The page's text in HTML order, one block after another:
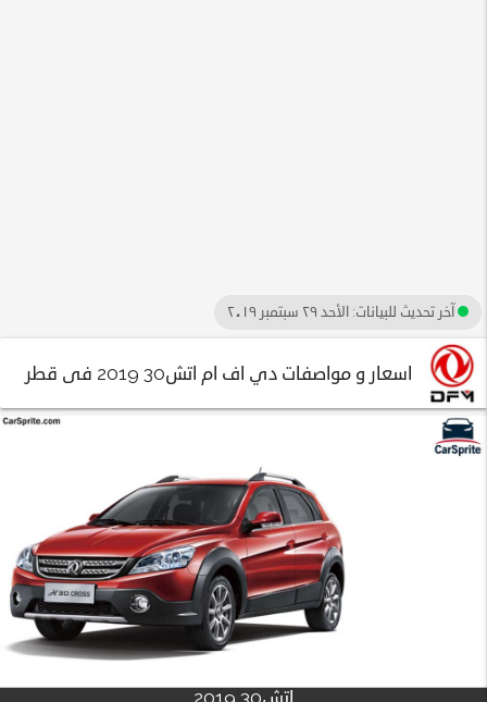
آخر تحديث للبيانات: الأحد ٢٩ سبتمبر ٢٠١٩
اسعار و مواصفات دي اف ام اتش30 2019 فى قطر